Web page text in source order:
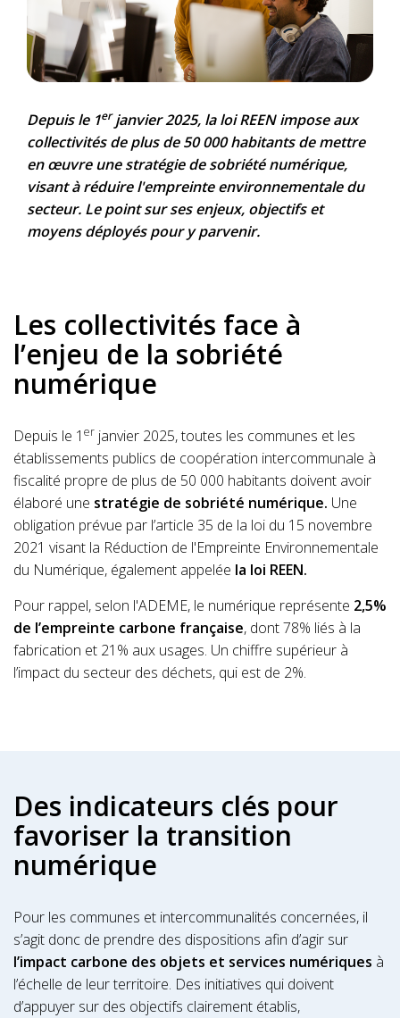
Depuis le 1erjanvier 2025, la loi REEN impose aux
collectivités de plus de 50 000 habitants de mettre
en œuvre une stratégie de sobriété numérique,
visant à réduire l'empreinte environnementale du
secteur. Le point sur ses enjeux, objectifs et
moyens déployés pour y parvenir.
Les collectivités face à
l’enjeu de la sobriété
numérique
Depuis le 1 er janvier 2025, toutes les communes et les
établissements publics de coopération intercommunale à
fiscalité propre de plus de 50 000 habitants doivent avoir
élaboré une stratégie de sobriété numérique. Une
obligation prévue par l’article 35 de la loi du 15 novembre
2021 visant la Réduction de l'Empreinte Environnementale
du Numérique, également appelée la loi REEN.
Pour rappel, selon l'ADEME, le numérique représente 2,5%
de l’empreinte carbone française, dont 78% liés à la
fabrication et 21% aux usages. Un chiffre supérieur à
l’impact du secteur des déchets, qui est de 2%.
Des indicateurs clés pour
favoriser la transition
numérique
Pour les communes et intercommunalités concernées, il
s’agit donc de prendre des dispositions afin d’agir sur
l’impact carbone des objets et services numériques à
l’échelle de leur territoire. Des initiatives qui doivent
d’appuyer sur des objectifs clairement établis,